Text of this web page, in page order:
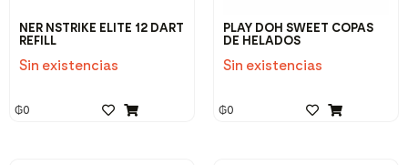
NER NSTRIKE ELITE 12 DART
REFILL
Sin existencias
₲0
PLAY DOH SWEET COPAS
DE HELADOS
Sin existencias
₲0